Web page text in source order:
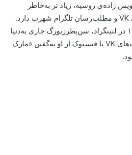
زاده‌ی روسیه، زیاد تر به‌خاطر
راه‌اندازی شبکه‌ی اجتماعی VK و مطلب‌رسان تلگرام شهرت دارد.
پاول دوروف دهم اکتبر ۱۹۸۴ در لنینگراد، سن‌پطرزبورگ جاری به‌دنیا
آمد و زیاد تر به‌علت شباهت‌های VK با فیسبوک از او به‌گفتن «مارک